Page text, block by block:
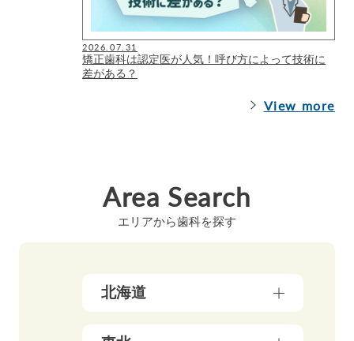
2026.07.31
矯正歯科は認定医が人気！呼び方によって技術に
差がある？
View more
Area Search
エリアから歯科を探す
北海道